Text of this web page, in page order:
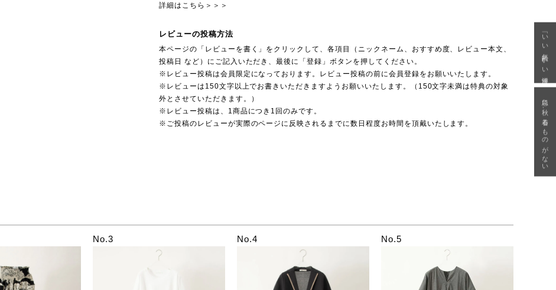
詳細はこちら＞＞＞
レビューの投稿方法
本ページの「レビューを書く」をクリックして、各項目（ニックネーム、おすすめ度、レビュー本文、
投稿日 など）にご記入いただき、最後に「登録」ボタンを押してください。
※レビュー投稿は会員限定になっております。レビュー投稿の前に会員登録をお願いいたします。
※レビューは150文字以上でお書きいただきますようお願いいたします。（150文字未満は特典の対象
外とさせていただきます。）
※レビュー投稿は、1商品につき1回のみです。
※ご投稿のレビューが実際のページに反映されるまでに数日程度お時間を頂戴いたします。
No.3 No.4 No.5
「いい年齢 いい洋服」
急に秋、着るものがない